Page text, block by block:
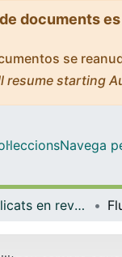
documents
se
starting
Navega
Articles publicats en revistes (Ciències Clíniques)